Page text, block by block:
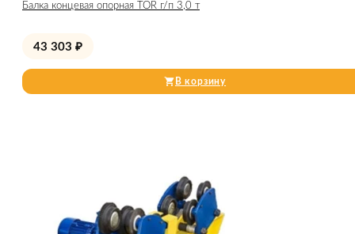
Балка концевая опорная TOR г/п 3,0 т
43 303 ₽
В корзину